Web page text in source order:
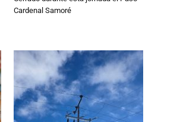
Cardenal Samoré